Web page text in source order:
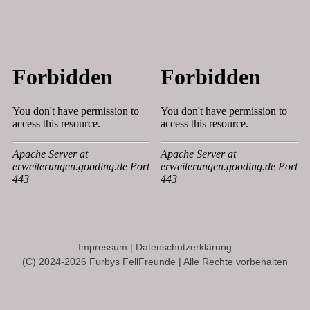
Impressum | Datenschutzerklärung
(C) 2024-2026 Furbys FellFreunde | Alle Rechte vorbehalten